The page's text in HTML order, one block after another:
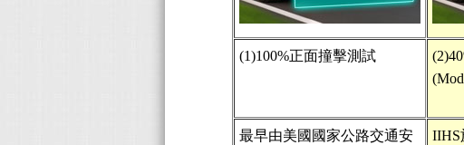
(1)100%正面撞擊測試
最早由美國國家公路交通安
IIHS